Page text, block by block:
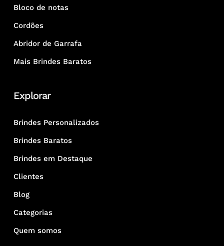
Bloco de notas
Cordões
Abridor de Garrafa
Mais Brindes Baratos
Explorar
Brindes Personalizados
Brindes Baratos
Brindes em Destaque
Clientes
Blog
Categorias
Quem somos